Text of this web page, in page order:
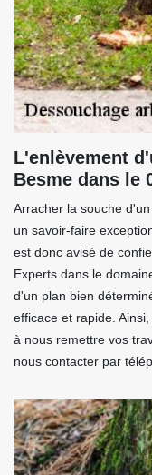
L'enlèvement
Besme dans le
Arracher la souche
un savoir-faire
est donc avisé de
Experts dans le
d'un plan bien
efficace et rapide.
à nous remettre vos
nous contacter par